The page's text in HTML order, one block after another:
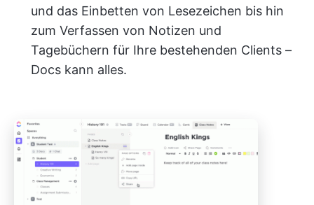
und das Einbetten von Lesezeichen bis hin
zum Verfassen von Notizen und
Tagebüchern für Ihre bestehenden Clients –
Docs kann alles.